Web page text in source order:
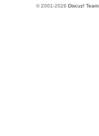
© 2001-2026 Discuz! Team